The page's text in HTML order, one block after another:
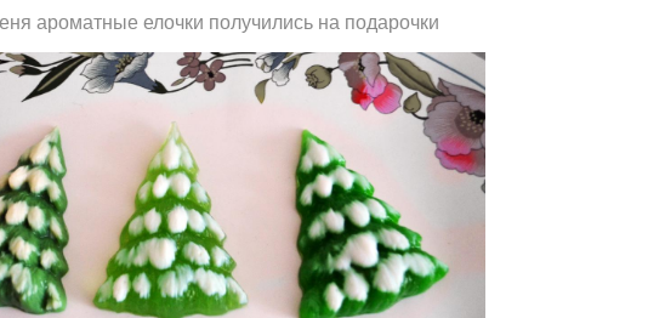
ароматные елочки получились на подарочки